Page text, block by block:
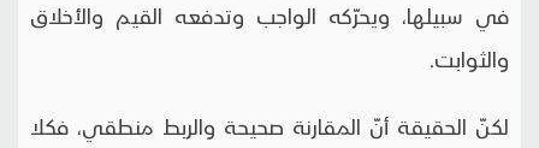
في سبيلها، ويحرّكه الواجب وتدفعه القيم والأخلاق
والثوابت.
لكنّ الحقيقة أنّ المقارنة صحيحة والربط منطقي، فكلا